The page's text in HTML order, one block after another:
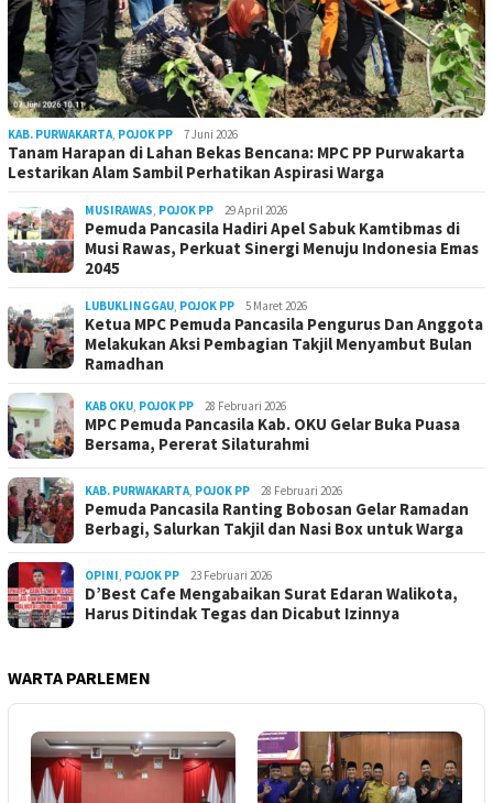
KAB. PURWAKARTA, POJOK PP 7 Juni 2026
Tanam Harapan di Lahan Bekas Bencana: MPC PP Purwakarta
Lestarikan Alam Sambil Perhatikan Aspirasi Warga
MUSIRAWAS, POJOK PP 29 April 2026
Pemuda Pancasila Hadiri Apel Sabuk Kamtibmas di
Musi Rawas, Perkuat Sinergi Menuju Indonesia Emas
2045
LUBUKLINGGAU, POJOK PP 5 Maret 2026
Ketua MPC Pemuda Pancasila Pengurus Dan Anggota
Melakukan Aksi Pembagian Takjil Menyambut Bulan
Ramadhan
KAB OKU, POJOK PP 28 Februari 2026
MPC Pemuda Pancasila Kab. OKU Gelar Buka Puasa
Bersama, Pererat Silaturahmi
KAB. PURWAKARTA, POJOK PP 28 Februari 2026
Pemuda Pancasila Ranting Bobosan Gelar Ramadan
Berbagi, Salurkan Takjil dan Nasi Box untuk Warga
OPINI, POJOK PP 23 Februari 2026
D’Best Cafe Mengabaikan Surat Edaran Walikota,
Harus Ditindak Tegas dan Dicabut Izinnya
WARTA PARLEMEN